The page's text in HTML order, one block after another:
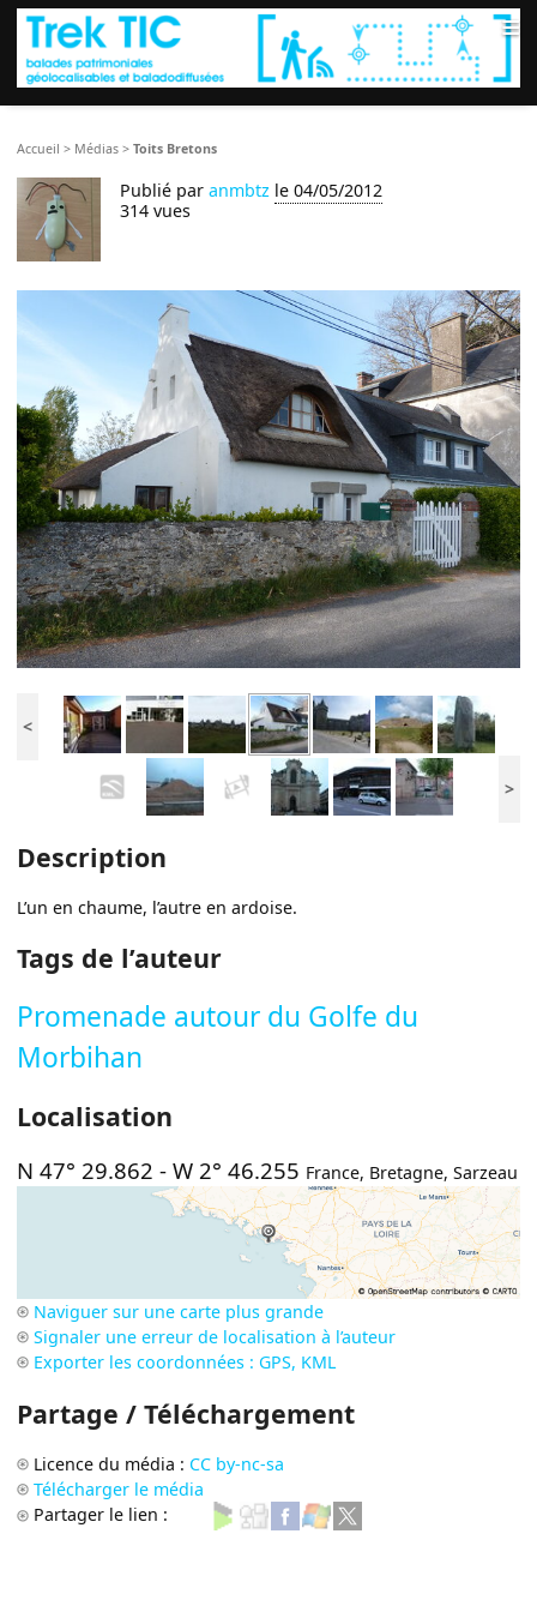
≡
Accueil > Médias >Toits Bretons
Publié paranmbtz le 04/05/2012
314 vues
<
>
Description
L’un en chaume, l’autre en ardoise.
Tags de l’auteur
Promenade autour du Golfe du
Morbihan
Localisation
N 47° 29.862 -W 2° 46.255 France, Bretagne,Sarzeau
Naviguer sur une carte plus grande
Signaler une erreur de localisation à l’auteur
Exporter les coordonnées : GPS, KML
Partage / Téléchargement
Licence du média : CC by-nc-sa
Télécharger le média
Partager le lien :